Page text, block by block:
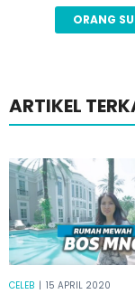
ORANG
ARTIKEL
CELEB | 15 APRIL 2020